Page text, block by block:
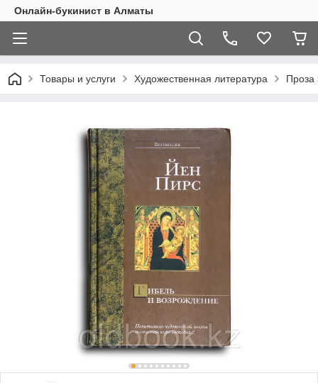
Онлайн-букинист в Алматы
Товары и услуги Художественная литература Проза